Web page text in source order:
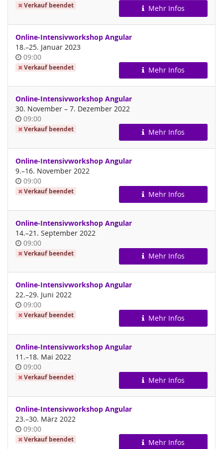
Verkauf beendet Mehr Infos
Online-Intensivworkshop Angular
18.–bis
25. Januar 2023
Uhrzeit
09:00
Verkauf beendet Mehr Infos
Online-Intensivworkshop Angular
30. November –bis
7. Dezember 2022
Uhrzeit
09:00
Verkauf beendet Mehr Infos
Online-Intensivworkshop Angular
9.–bis
16. November 2022
Uhrzeit
09:00
Verkauf beendet Mehr Infos
Online-Intensivworkshop Angular
14.–bis
21. September 2022
Uhrzeit
09:00
Verkauf beendet Mehr Infos
Online-Intensivworkshop Angular
22.–bis
29. Juni 2022
Uhrzeit
09:00
Verkauf beendet Mehr Infos
Online-Intensivworkshop Angular
11.–bis
18. Mai 2022
Uhrzeit
09:00
Verkauf beendet Mehr Infos
Online-Intensivworkshop Angular
23.–bis
30. März 2022
Uhrzeit
09:00
Verkauf beendet Mehr Infos